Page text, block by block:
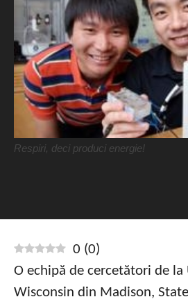
Respiri, deci produci energie!
0 (0)
O echipă de cercetători de la
Wisconsin din Madison,